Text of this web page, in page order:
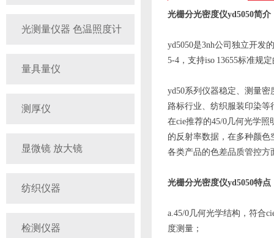
光测量仪器 色温照度计
量具量仪
测厚仪
显微镜 放大镜
纺织仪器
检测仪器
光栅分光密度仪yd5050简介
yd5050是3nh公司独立开发
5-4，支持iso 13655标准规
yd50系列仪器稳定、测量密
路标行业、纺织服装印染等行
在cie推荐的45/0几何光学照
的反射率数据，在多种颜色
各类产品的色差品质管控
光栅分光密度仪yd5050特点
a.45/0几何光学结构，符合cie
度测量；